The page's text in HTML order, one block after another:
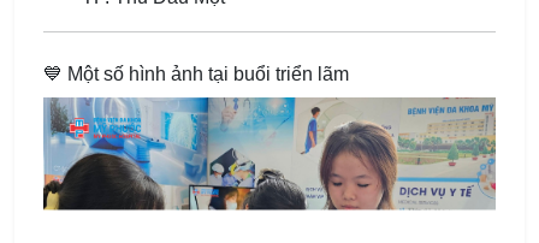
💙 Một số hình ảnh tại buổi triển lãm